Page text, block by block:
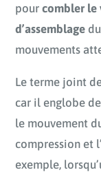
pourcombler le
d’assemblage
mouvements
Le terme joint
car il englobe
le mouvement
compression et
exemple,